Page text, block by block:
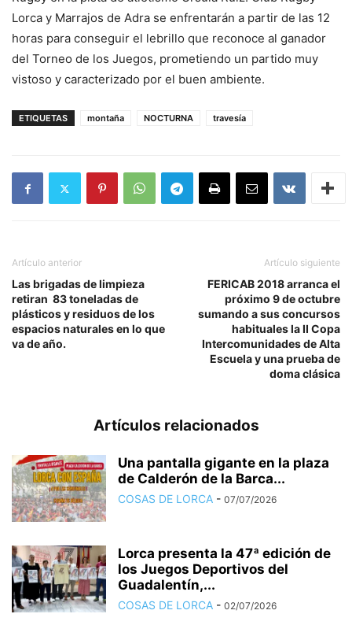
Lorca y Marrajos de Adra se enfrentarán a partir de las 12
horas para conseguir el lebrillo que reconoce al ganador
del Torneo de los Juegos, prometiendo un partido muy
vistoso y caracterizado por el buen ambiente.
ETIQUETAS montaña NOCTURNA travesía
Artículo anterior
Las brigadas de limpieza
retiran 83 toneladas de
plásticos y residuos de los
espacios naturales en lo que
va de año.
Artículo siguiente
FERICAB 2018 arranca el
próximo 9 de octubre
sumando a sus concursos
habituales la II Copa
Intercomunidades de Alta
Escuela y una prueba de
doma clásica
Artículos relacionados
Una pantalla gigante en la plaza
de Calderón de la Barca...
COSAS DE LORCA - 07/07/2026
Lorca presenta la 47ª edición de
los Juegos Deportivos del
Guadalentín,...
COSAS DE LORCA - 02/07/2026